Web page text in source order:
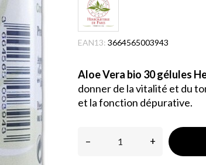
EAN13: 3664565003943
Aloe Vera bio 30 gélules
donner de la vitalité et du
et la fonction dépurative.
– +